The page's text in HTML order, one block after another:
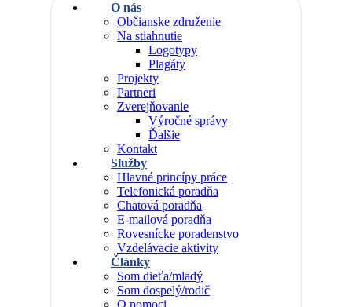
O nás
Občianske združenie
Na stiahnutie
Logotypy
Plagáty
Projekty
Partneri
Zverejňovanie
Výročné správy
Ďalšie
Kontakt
Služby
Hlavné princípy práce
Telefonická poradňa
Chatová poradňa
E-mailová poradňa
Rovesnícke poradenstvo
Vzdelávacie aktivity
Články
Som dieťa/mladý
Som dospelý/rodič
O pomoci